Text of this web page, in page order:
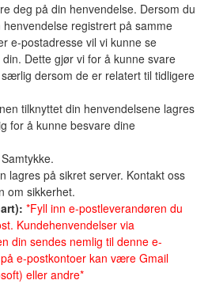
deg på din henvendelse. Dersom du
registrert på samme
e-postadresse vil vi kunne se
Dette gjør vi for å kunne svare
dersom de er relatert til tidligere
tilknyttet din henvendelsene lagres
for å kunne besvare dine
Samtykke.
lagres på sikret server. Kontakt oss
om sikkerhet.
*Fyll inn e-postleverandøren du
Kundehenvendelser via
din sendes nemlig til denne e-
e-postkontoer kan være Gmail
eller andre*